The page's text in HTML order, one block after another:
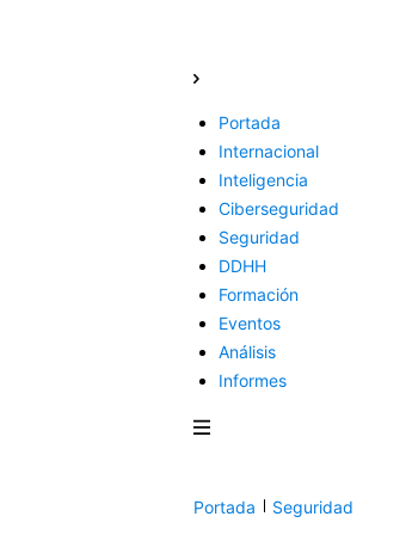
Portada
Internacional
Inteligencia
Ciberseguridad
Seguridad
DDHH
Formación
Eventos
Análisis
Informes
Portada Seguridad